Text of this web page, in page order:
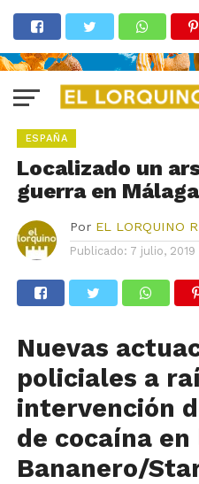
ESPAÑA
Localizado un
guerra en Málaga
Por EL LORQUINO
Publicado: 7 julio, 2019
Nuevas
policiales a
intervención
de cocaína
Bananero/